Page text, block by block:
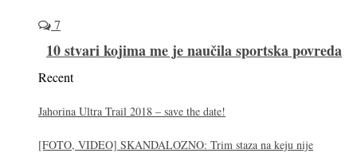
7
10 stvari kojima me je naučila sportska povreda
Recent
Jahorina Ultra Trail 2018 – save the date!
[FOTO, VIDEO] SKANDALOZNO: Trim staza na keju nije